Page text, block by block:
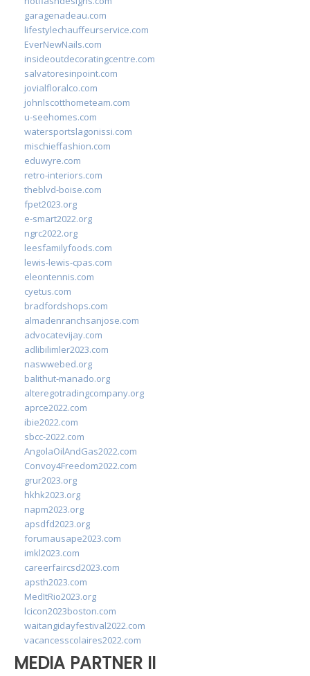
garagenadeau.com
lifestylechauffeurservice.com
EverNewNails.com
insideoutdecoratingcentre.com
salvatoresinpoint.com
jovialfloralco.com
johnlscotthometeam.com
u-seehomes.com
watersportslagonissi.com
mischieffashion.com
eduwyre.com
retro-interiors.com
theblvd-boise.com
fpet2023.org
e-smart2022.org
ngrc2022.org
leesfamilyfoods.com
lewis-lewis-cpas.com
eleontennis.com
cyetus.com
bradfordshops.com
almadenranchsanjose.com
advocatevijay.com
adlibilimler2023.com
naswwebed.org
balithut-manado.org
alteregotradingcompany.org
aprce2022.com
ibie2022.com
sbcc-2022.com
AngolaOilAndGas2022.com
Convoy4Freedom2022.com
grur2023.org
hkhk2023.org
napm2023.org
apsdfd2023.org
forumausape2023.com
imkl2023.com
careerfaircsd2023.com
apsth2023.com
MedItRio2023.org
lcicon2023boston.com
waitangidayfestival2022.com
vacancesscolaires2022.com
MEDIA PARTNER II